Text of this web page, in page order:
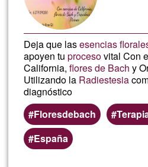
Deja que lasesencias
apoyen tuprocesovital Con
California,flores de Bach y
Utilizando la Radiestesia
diagnóstico
Floresdebach
España